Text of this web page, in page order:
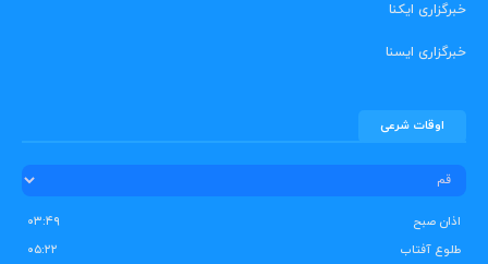
خبرگزاری ایکنا
خبرگزاری ایسنا
اوقات شرعی
اذان صبح
۰۳:۴۹
طلوع آفتاب
۰۵:۲۲